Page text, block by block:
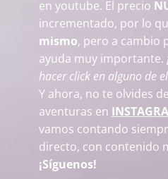
en youtube. El precio
incrementado, por lo
mismo, pero a cambio
ayuda muy importante.
hacer click en alguno de
Y ahora, no te olvides
aventuras en
vamos contando
directo, con contenido
¡Síguenos!